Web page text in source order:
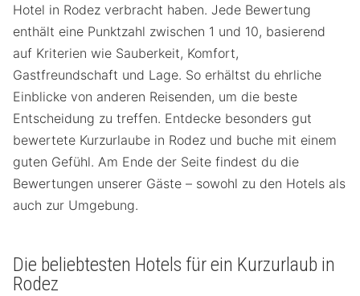
Hotel in Rodez verbracht haben. Jede Bewertung
enthält eine Punktzahl zwischen 1 und 10, basierend
auf Kriterien wie Sauberkeit, Komfort,
Gastfreundschaft und Lage. So erhältst du ehrliche
Einblicke von anderen Reisenden, um die beste
Entscheidung zu treffen. Entdecke besonders gut
bewertete Kurzurlaube in Rodez und buche mit einem
guten Gefühl. Am Ende der Seite findest du die
Bewertungen unserer Gäste – sowohl zu den Hotels als
auch zur Umgebung.
Die beliebtesten Hotels für ein Kurzurlaub in
Rodez